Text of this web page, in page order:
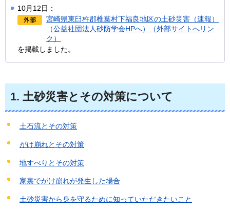
10月12日：
宮崎県東臼杵郡椎葉村下福良地区の土砂災害（速報）
（公益社団法人砂防学会HPへ）（外部サイトへリン
ク）
を掲載しました。
1. 土砂災害とその対策について
土石流とその対策
がけ崩れとその対策
地すべりとその対策
家裏でがけ崩れが発生した場合
土砂災害から身を守るために知っていただきたいこと